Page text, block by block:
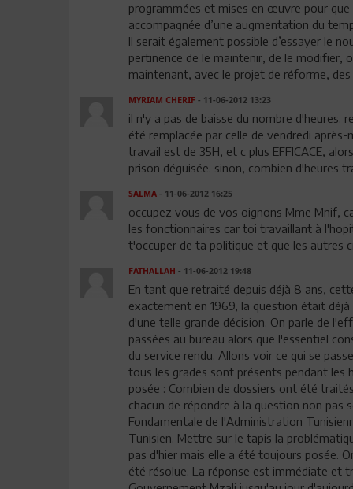
programmées et mises en œuvre pour
accompagnée d’une augmentation du
Il serait également possible d’essayer le
pertinence de le maintenir, de le modifier,
maintenant, avec le projet de réforme,
MYRIAM CHERIF- 11-06-2012 13:23
il n'y a pas de baisse du nombre d'heures.
été remplacée par celle de vendredi
travail est de 35H, et c plus EFFICACE,
prison déguisée. sinon, combien d'heures
SALMA- 11-06-2012 16:25
occupez vous de vos oignons Mme Mnif,
les fonctionnaires car toi travaillant à
t'occuper de ta politique et que les autres
FATHALLAH - 11-06-2012 19:48
En tant que retraité depuis déjà 8 ans,
exactement en 1969, la question était déjà
d'une telle grande décision. On parle de
passées au bureau alors que l'essentiel
du service rendu. Allons voir ce qui se
tous les grades sont présents pendant les
posée : Combien de dossiers ont été
chacun de répondre à la question non pas
Fondamentale de l'Administration
Tunisien. Mettre sur le tapis la
pas d'hier mais elle a été toujours posée.
été résolue. La réponse est immédiate et